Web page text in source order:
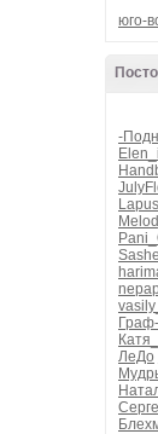
юго-
-
ЛеДо